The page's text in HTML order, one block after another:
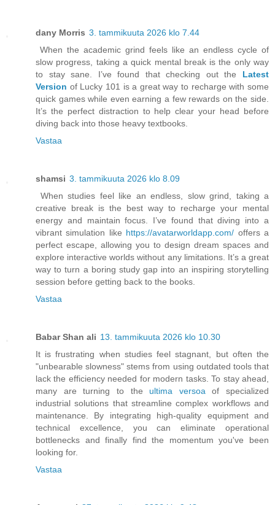
dany Morris 3. tammikuuta 2026 klo 7.44
When the academic grind feels like an endless cycle of
slow progress, taking a quick mental break is the only way
to stay sane. I’ve found that checking out the
Latest
Version of Lucky 101 is a great way to recharge with some
quick games while even earning a few rewards on the side.
It’s the perfect distraction to help clear your head before
diving back into those heavy textbooks.
Vastaa
shamsi 3. tammikuuta 2026 klo 8.09
When studies feel like an endless, slow grind, taking a
creative break is the best way to recharge your mental
energy and maintain focus. I’ve found that diving into a
vibrant simulation like https://avatarworldapp.com/ offers a
perfect escape, allowing you to design dream spaces and
explore interactive worlds without any limitations. It’s a great
way to turn a boring study gap into an inspiring storytelling
session before getting back to the books.
Vastaa
Babar Shan ali 13. tammikuuta 2026 klo 10.30
It is frustrating when studies feel stagnant, but often the
"unbearable slowness" stems from using outdated tools that
lack the efficiency needed for modern tasks. To stay ahead,
many are turning to the ultima versoaof specialized
industrial solutions that streamline complex workflows and
maintenance. By integrating high-quality equipment and
technical excellence, you can eliminate operational
bottlenecks and finally find the momentum you've been
looking for.
Vastaa